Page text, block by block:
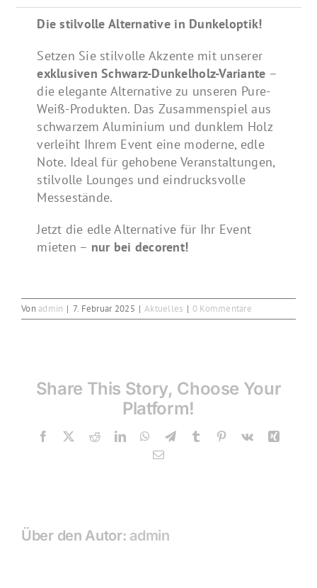
Die stilvolle Alternative in Dunkeloptik!
Setzen Sie stilvolle Akzente mit unserer
exklusiven Schwarz-Dunkelholz-Variante –
die elegante Alternative zu unseren Pure-
Weiß-Produkten. Das Zusammenspiel aus
schwarzem Aluminium und dunklem Holz
verleiht Ihrem Event eine moderne, edle
Note. Ideal für gehobene Veranstaltungen,
stilvolle Lounges und eindrucksvolle
Messestände.
Jetzt die edle Alternative für Ihr Event
mieten – nur bei decorent!
Vonadmin | 7. Februar 2025 | Aktuelles | 0 Kommentare
Share This Story, Choose Your
Platform!
Facebook RedditLinkedInWhatsApp
TelegramTumblr Pinterest
Vk
E-
Über den Autor: admin